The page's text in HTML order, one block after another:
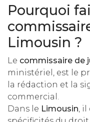
Pourquoi
Limousin ?
Le commissaire de
ministériel, est le
la rédaction et la
commercial.
Dans le Limousin,